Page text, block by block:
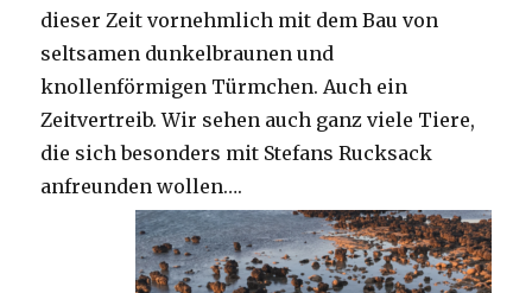
dieser Zeit vornehmlich mit dem Bau von
seltsamen dunkelbraunen und
knollenförmigen Türmchen. Auch ein
Zeitvertreib. Wir sehen auch ganz viele Tiere,
die sich besonders mit Stefans Rucksack
anfreunden wollen….